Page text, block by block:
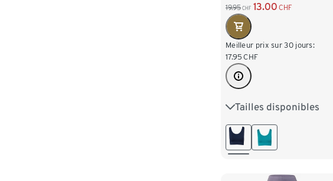
19.95 CHF 13.00 CHF
Meilleur prix sur 30 jours:
17.95 CHF
Tailles disponibles
XS 32/34 S 36/38
M 40/42